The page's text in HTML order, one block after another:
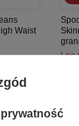
Waist
Lee
prywatność